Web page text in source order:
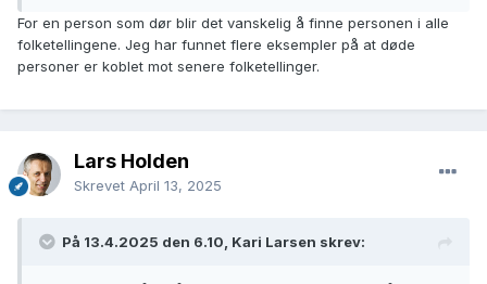
markert som sikre, blir ikke splittet. Dette fungerer som to
måter å låse en side på, lag referanser eller finn i alle
folketellingene.
For en person som dør blir det vanskelig å finne personen i alle
folketellingene. Jeg har funnet flere eksempler på at døde
personer er koblet mot senere folketellinger.
Lars Holden
Skrevet April 13, 2025
På 13.4.2025 den 6.10, Kari Larsen skrev: